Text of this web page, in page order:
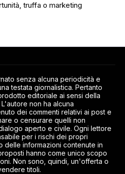
truffa o marketing
senza alcuna periodicità e
testata giornalistica. Pertanto
editoriale ai sensi della
non ha alcuna
dei commenti relativi ai post e
o censurare quelli non
aperto e civile. Ogni lettore
per i rischi dei propri
delle informazioni contenute in
hanno come unico scopo
Non sono, quindi, un'offerta o
titoli.